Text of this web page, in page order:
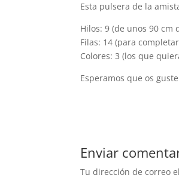
Esta pulsera de la
Hilos: 9 (de unos 90 cm
Filas: 14 (para
Colores: 3 (los que
Esperamos que os
Enviar
Tu dirección de correo